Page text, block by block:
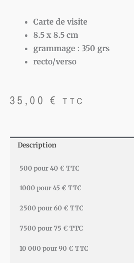
Carte de visite
8.5 x 8.5 cm
grammage : 350 grs
recto/verso
35,00€ TTC
Description
500 pour 40 € TTC
1000 pour 45 € TTC
2500 pour 60 € TTC
7500 pour 75 € TTC
10 000 pour 90 € TTC